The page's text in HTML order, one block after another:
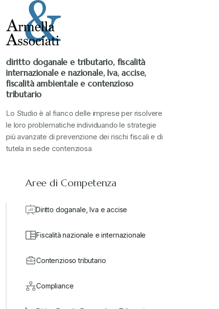
diritto doganale e tributario, fiscalità
internazionale e nazionale, Iva, accise,
fiscalità ambientale e contenzioso
tributario
Lo Studio è al fianco delle imprese per risolvere
le loro problematiche individuando le strategie
più avanzate di prevenzione dei rischi fiscali e di
tutela in sede contenziosa
Aree di Competenza
Diritto doganale, Iva e accise
Fiscalità nazionale e internazionale
Contenzioso tributario
Compliance